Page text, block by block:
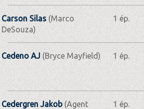
Carson Silas(Marco
DeSouza)
1 ép.
Cedeno AJ (Bryce Mayfield) 1 ép.
Cedergren Jakob(Agent
1 ép.